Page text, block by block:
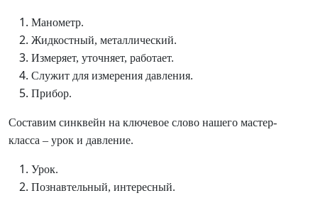
Манометр.
Жидкостный, металлический.
Измеряет, уточняет, работает.
Служит для измерения давления.
Прибор.
Составим синквейн на ключевое слово нашего мастер-
класса – урок и давление.
Урок.
Познавтельный, интересный.